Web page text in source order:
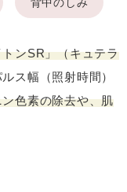
ンSR」（キュテラ
ス幅（照射時間）
色素の除去や、肌